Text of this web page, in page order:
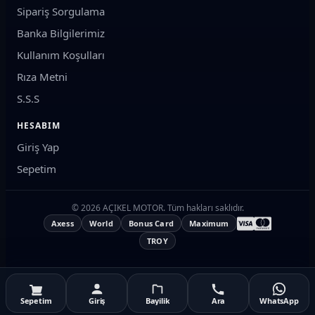
Sepetim Giriş Bayilik Ara WhatsApp
rüzgar siperliği ve aynalar
MOTOSIKLET UYUMLULUĞU
Sistemimiz sayesinde, motosikletinizin
(motor hacmi)
önüne geçmek için parça kodlarını kontrol ediyoruz.
yağı, zincir yağı, fren balatası, motosiklet lastiği,
varyatör kayışı, koruma demiri, motosiklet aküsü ve
Sipariş Sorgulama
Banka Bilgilerimiz
Kullanım Koşulları
Rıza Metni
S.S.S
HESABIM
Giriş Yap
Sepetim
© 2026 AÇIKEL MOTOR. Tüm hakları saklıdır.
Axess World Bonus Card
Maximum
TROY